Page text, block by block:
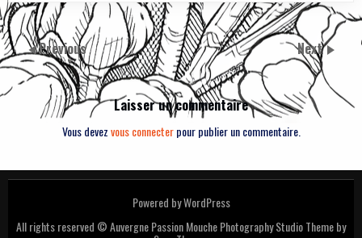
Previous Next
Laisser un commentaire
Vous devezvous connecterpour publier un commentaire.
Powered by WordPress
All rights reserved © Auvergne Passion MouchePhotography Studio Theme by